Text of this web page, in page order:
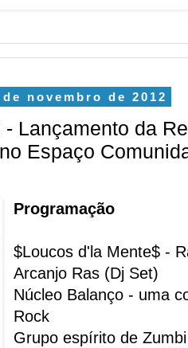
novembro de 2012
- Lançamento da
Espaço
Programação
$Loucos d'la Mente$ -
Arcanjo Ras (Dj Set)
Núcleo Balanço - uma
Rock
Grupo espírito de